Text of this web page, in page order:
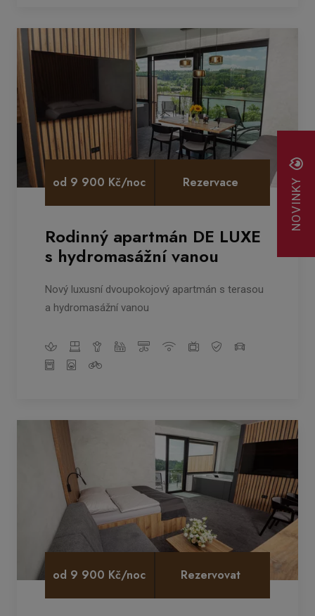
od 9 900 Kč/noc Rezervace
Rodinný apartmán DE LUXE
s hydromasážní vanou
Nový luxusní dvoupokojový apartmán s terasou
a hydromasážní vanou
od 9 900 Kč/noc Rezervovat
NOVINKY